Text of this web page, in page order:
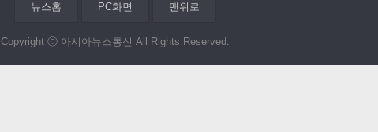
뉴스홈 PC화면 맨위로
Copyright ⓒ 아시아뉴스통신 All Rights Reserved.